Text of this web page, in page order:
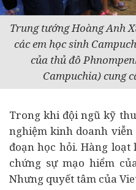
Trung tướng Hoàng Anh
các em học sinh
của thủ đô
Campuchia) cung
Trong khi đội ngũ kỹ
nghiệm kinh doanh
đoạn học hỏi. Hàng
chứng sự mạo hiểm
Nhưng quyết tâm của